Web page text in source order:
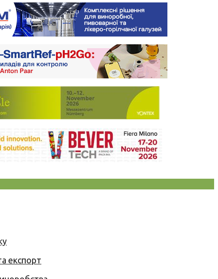
експорт